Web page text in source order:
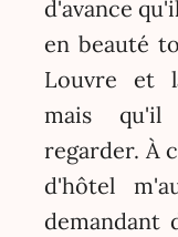
d'avance
en beauté
Louvre et
mais qu'il
regarder. À
d'hôtel
demandant